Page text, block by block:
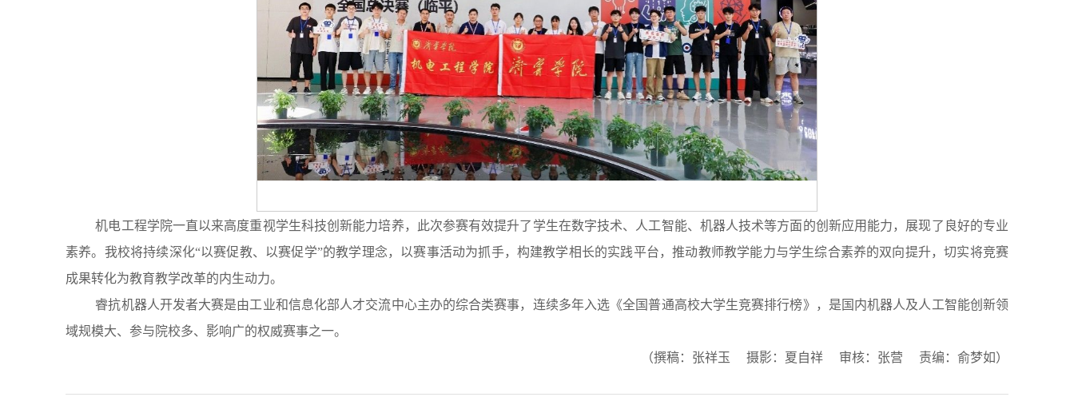
机电工程学院一直以来高度重视学生科技创新能力培养，此次参赛有效提升了学生在数字技术、人工智能、机器人技术等方面的创新应用能力，展现了良好的专业
素养。我校将持续深化“以赛促教、以赛促学”的教学理念，以赛事活动为抓手，构建教学相长的实践平台，推动教师教学能力与学生综合素养的双向提升，切实将竞赛
成果转化为教育教学改革的内生动力。
睿抗机器人开发者大赛是由工业和信息化部人才交流中心主办的综合类赛事，连续多年入选《全国普通高校大学生竞赛排行榜》，是国内机器人及人工智能创新领
域规模大、参与院校多、影响广的权威赛事之一。
（撰稿：张祥玉 摄影：夏自祥 审核：张营 责编：俞梦如）